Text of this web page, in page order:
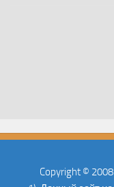
Copyright ©